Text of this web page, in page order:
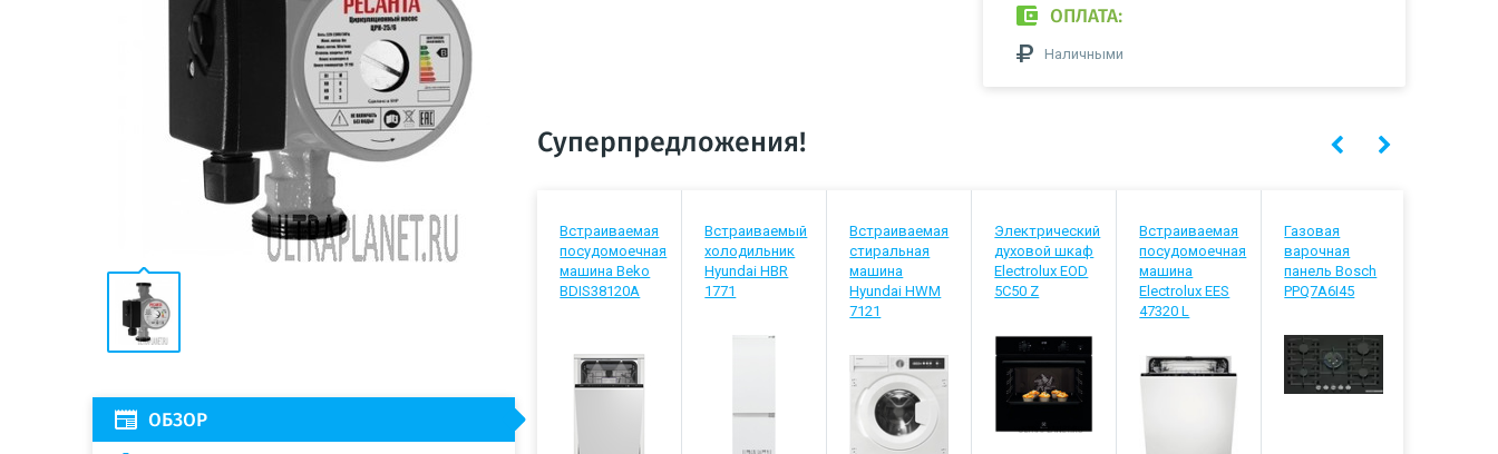
ОБЗОР
ОПЛАТА:
Наличными
Суперпредложения!
Встраиваемая
посудомоечная
машина Beko
BDIS38120A
Встраиваемый
холодильник
Hyundai HBR
1771
Встраиваемая
стиральная
машина
Hyundai HWM
7121
Электрический
духовой шкаф
Electrolux EOD
5C50 Z
Встраиваемая
посудомоечная
машина
Electrolux EES
47320 L
Газовая
варочная
панель Bosch
PPQ7A6I45